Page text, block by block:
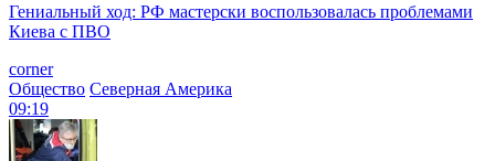
Гениальный ход: РФ мастерски воспользовалась проблемами
Киева с ПВО
corner
Общество Северная Америка
09:19